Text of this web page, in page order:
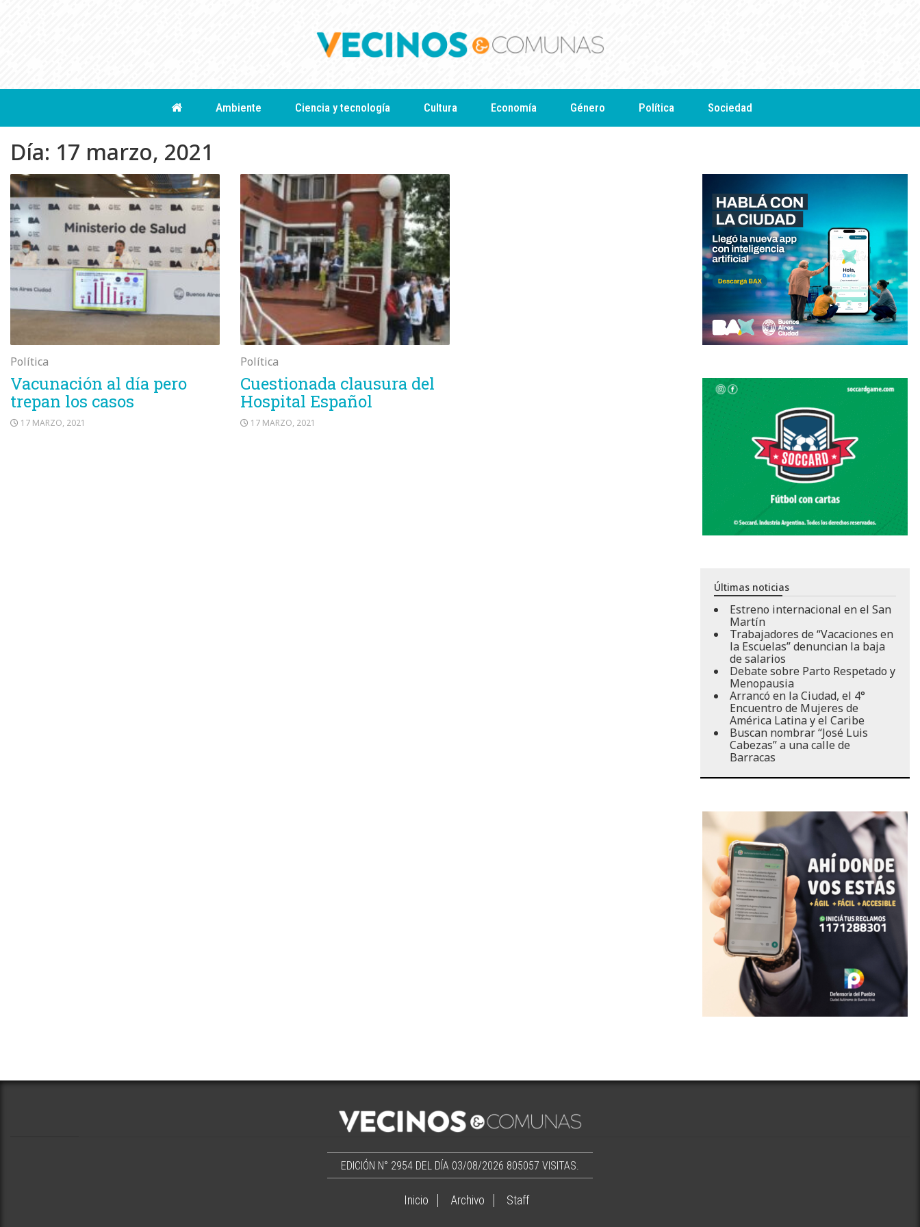
Ambiente Ciencia y tecnología Cultura Economía Género Política Sociedad
Día: 17 marzo, 2021
Política
Vacunación al día pero
trepan los casos
17 MARZO, 2021
Política
Cuestionada clausura del
Hospital Español
17 MARZO, 2021
Últimas noticias
Estreno internacional en el San
Martín
Trabajadores de “Vacaciones en
la Escuelas” denuncian la baja
de salarios
Debate sobre Parto Respetado y
Menopausia
Arrancó en la Ciudad, el 4°
Encuentro de Mujeres de
América Latina y el Caribe
Buscan nombrar “José Luis
Cabezas” a una calle de
Barracas
EDICIÓN N° 2954 DEL DÍA 03/08/2026 805057 VISITAS.
Inicio Archivo Staff